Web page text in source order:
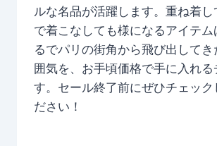
ルな名品が活躍します。重ね着し
で着こなしても様になるアイテム
るでパリの街角から飛び出してき
囲気を、お手頃価格で手に入れ
す。セール終了前にぜひチェック
ださい！